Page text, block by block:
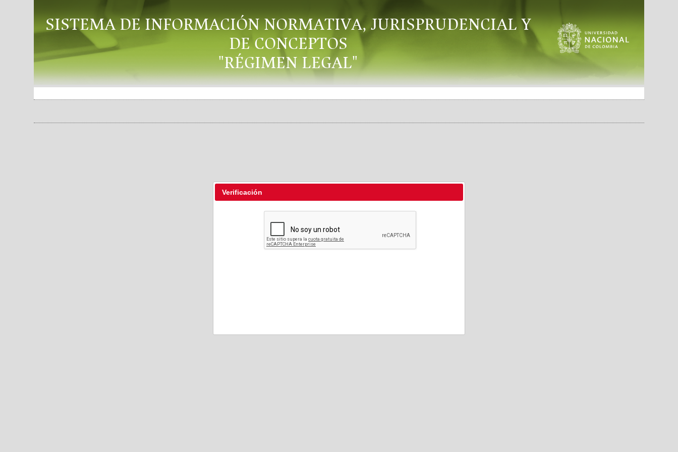
SISTEMA DE INFORMACIÓN NORMATIVA, JURISPRUDENCIAL Y
DE CONCEPTOS
"RÉGIMEN LEGAL"
Verificación